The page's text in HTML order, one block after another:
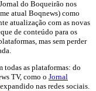
do Boqueirão nos
atual Boqnews) como
atualização com as novas
de conteúdo para os
mas sem perder
todas as plataformas: do
TV, como o Jornal
, expandido nas redes sociais.